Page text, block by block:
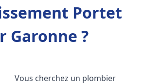
Portet
Garonne ?
Vous cherchez un plombier